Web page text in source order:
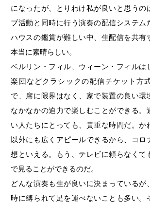
になったが、とりわけ私が良いと思うの
ブ活動と同時に行う演奏の配信システム
ハウスの鑑賞が難しい中、生配信を共有
本当に素晴らしい。
ベルリン・フィル、ウィーン・フィルは
楽団などクラシックの配信チケット方
で、席に限界はなく、家で装置の良い環
なかなかの迫力で楽しむことができる。
い人たちにとっても、貴重な時間だ。か
以外にも広くアピールできるから、コロ
想といえる。もう、テレビに頼らなくて
で見ることができるのだ。
どんな演奏も生が良いに決まっているが
時に縛られて足を運べないことも多い。